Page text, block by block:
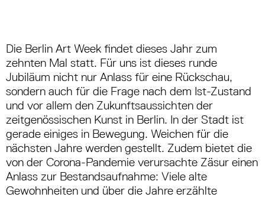
Die Berlin Art Week findet dieses Jahr zum
zehnten Mal statt. Für uns ist dieses runde
Jubiläum nicht nur Anlass für eine Rückschau,
sondern auch für die Frage nach dem Ist-Zustand
und vor allem den Zukunftsaussichten der
zeitgenössischen Kunst in Berlin. In der Stadt ist
gerade einiges in Bewegung. Weichen für die
nächsten Jahre werden gestellt. Zudem bietet die
von der Corona-Pandemie verursachte Zäsur einen
Anlass zur Bestandsaufnahme: Viele alte
Gewohnheiten und über die Jahre erzählte